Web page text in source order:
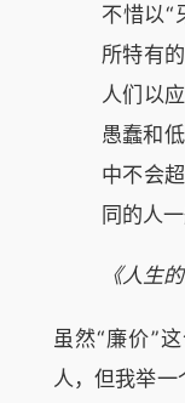
不惜以“
所特有
人们以
愚蠢和
中不会
同的人
《人生
虽然“廉价”
人，但我举